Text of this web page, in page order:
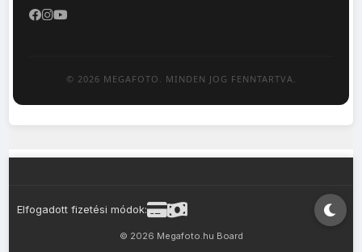
© 2026 MEGAFOTO. MINDEN JOG FENNTARTVA.
Elfogadott fizetési módok:
© 2026 Megafoto.hu Board